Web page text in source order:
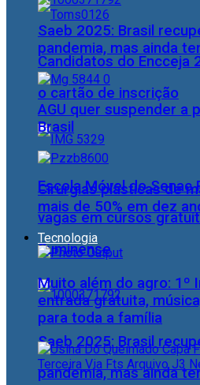
Candidatos do Encceja
o cartão de inscrição
Escola Móvel do Senac
vagas em cursos
fluminense
Saeb 2025: Brasil
pandemia, mas ainda
Saeb 2025: Brasil
pandemia, mas ainda
AGU quer suspender a
Brasil
Cirurgias plásticas de
mais de 50% em dez
Tecnologia
Muito além do agro: 1º
entrada gratuita,
para toda a família